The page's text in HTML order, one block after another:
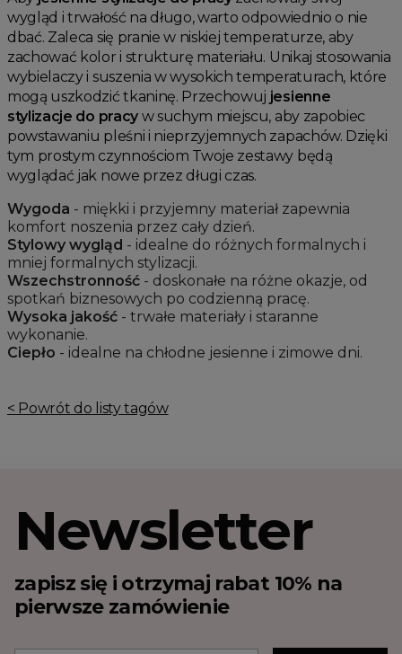
wygląd i trwałość na długo, warto odpowiednio o nie
dbać. Zaleca się pranie w niskiej temperaturze, aby
zachować kolor i strukturę materiału. Unikaj stosowania
wybielaczy i suszenia w wysokich temperaturach, które
mogą uszkodzić tkaninę. Przechowuj jesienne
stylizacje do pracyw suchym miejscu, aby zapobiec
powstawaniu pleśni i nieprzyjemnych zapachów. Dzięki
tym prostym czynnościom Twoje zestawy będą
wyglądać jak nowe przez długi czas.
Wygoda - miękki i przyjemny materiał zapewnia
komfort noszenia przez cały dzień.
Stylowy wygląd - idealne do różnych formalnych i
mniej formalnych stylizacji.
Wszechstronność - doskonałe na różne okazje, od
spotkań biznesowych po codzienną pracę.
Wysoka jakość - trwałe materiały i staranne
wykonanie.
Ciepło - idealne na chłodne jesienne i zimowe dni.
< Powrót do listy tagów
Newsletter
zapisz się i otrzymaj rabat 10% na
pierwsze zamówienie